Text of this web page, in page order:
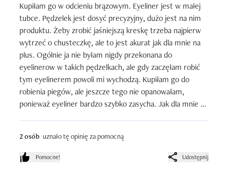
wytrzymuje na moich tłustych powiekach(oczywiście
zagruntowanych bazą oraz cieniami) do 10 godzin
aktywnego dnia bez odbijania czy rozmazywania(przy
czym nie jest to produkt wodoodporny), nie ma też
skłonności do pękania oraz kuszenia na skórze. Jedynie
czasami jaskółka trochę się ściera po kilku godzinach.
Ogromnym plusem jest tutaj wydajność produktu-mam
go od początku roku i chociaż nie maluję kresek
codziennie to jednak w miarę regularnie, konsystencja
Przy Eveline Celebrities, który po 3-4 miesiącach zaczyna
wyraźnie glucić się na pędzelku to Essence ma tutaj sporą
Kupiłam go w odcieniu brązowym. Eyeliner jest w małej
tubce. Pędzelek jest dosyć precyzyjny, dużo jest na nim
produktu. Żeby zrobić jaśniejszą kreskę trzeba najpierw
wytrzeć o chusteczkę, ale to jest akurat jak dla mnie na
plus. Ogólnie ja nie byłam nigdy przekonana do
eyelinerow w takich pędzelkach, ale gdy zaczęłam robić
tym eyelinerem powoli mi wychodzą. Kupiłam go do
robienia piegów, ale jeszcze tego nie opanowałam,
ponieważ eyeliner bardzo szybko zasycha. Jak dla mnie za
2 osób uznało tę opinię za pomocną
Pomocne! Udostępnij